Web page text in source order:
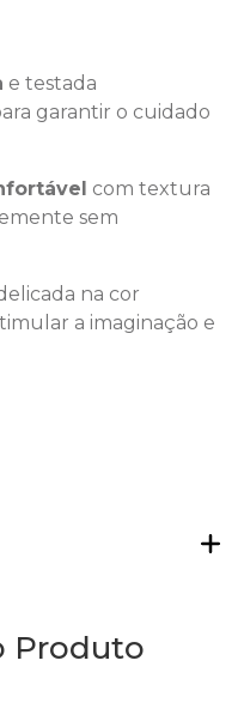
e testada
garantir o cuidado
com textura
sem
na cor
a imaginação e
Produto